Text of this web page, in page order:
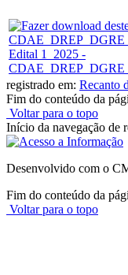
Edital 1_2025 -
registrado em: Recanto
Fim do conteúdo da
Voltar para o topo
Início da navegação de
Desenvolvido com o
Fim do conteúdo da
Voltar para o topo